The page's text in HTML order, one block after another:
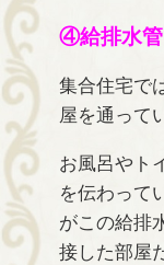
④給排水管
集合住宅で
屋を通って
お風呂やト
を伝わって
がこの給排
接した部屋